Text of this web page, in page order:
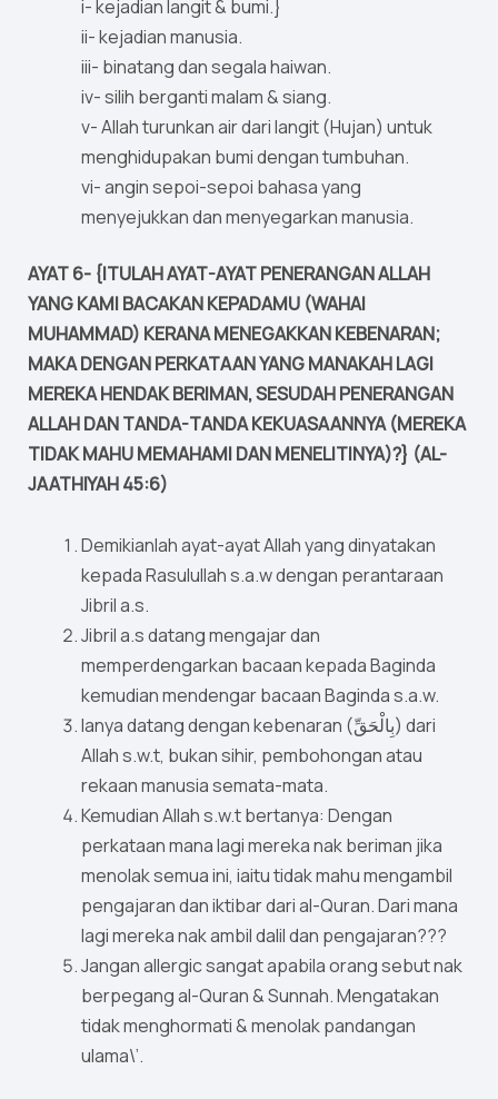
i- kejadian langit & bumi.}
ii- kejadian manusia.
iii- binatang dan segala haiwan.
iv- silih berganti malam & siang.
v- Allah turunkan air dari langit (Hujan) untuk
menghidupakan bumi dengan tumbuhan.
vi- angin sepoi-sepoi bahasa yang
menyejukkan dan menyegarkan manusia.
AYAT 6- {ITULAH AYAT-AYAT PENERANGAN ALLAH
YANG KAMI BACAKAN KEPADAMU (WAHAI
MUHAMMAD) KERANA MENEGAKKAN KEBENARAN;
MAKA DENGAN PERKATAAN YANG MANAKAH LAGI
MEREKA HENDAK BERIMAN, SESUDAH PENERANGAN
ALLAH DAN TANDA-TANDA KEKUASAANNYA (MEREKA
TIDAK MAHU MEMAHAMI DAN MENELITINYA)?} (AL-
JAATHIYAH 45:6)
Demikianlah ayat-ayat Allah yang dinyatakan
kepada Rasulullah s.a.w dengan perantaraan
Jibril a.s.
Jibril a.s datang mengajar dan
memperdengarkan bacaan kepada Baginda
kemudian mendengar bacaan Baginda s.a.w.
Ianya datang dengan kebenaran (بِالْحَقِّ) dari
Allah s.w.t, bukan sihir, pembohongan atau
rekaan manusia semata-mata.
Kemudian Allah s.w.t bertanya: Dengan
perkataan mana lagi mereka nak beriman jika
menolak semua ini, iaitu tidak mahu mengambil
pengajaran dan iktibar dari al-Quran. Dari mana
lagi mereka nak ambil dalil dan pengajaran???
Jangan allergic sangat apabila orang sebut nak
berpegang al-Quran & Sunnah. Mengatakan
tidak menghormati & menolak pandangan
ulama\’.